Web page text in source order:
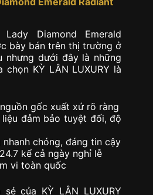
Diamond Emerald
bày bán trên thị trường ở
nhưng dưới đây là những
KỲ LÂN LUXURY là
gốc xuất xứ rõ ràng
đảm bảo tuyệt đối, độ
nhanh chóng, đáng tin cậy
kể cả ngày nghỉ lễ
vi toàn quốc
của KỲ LÂN LUXURY